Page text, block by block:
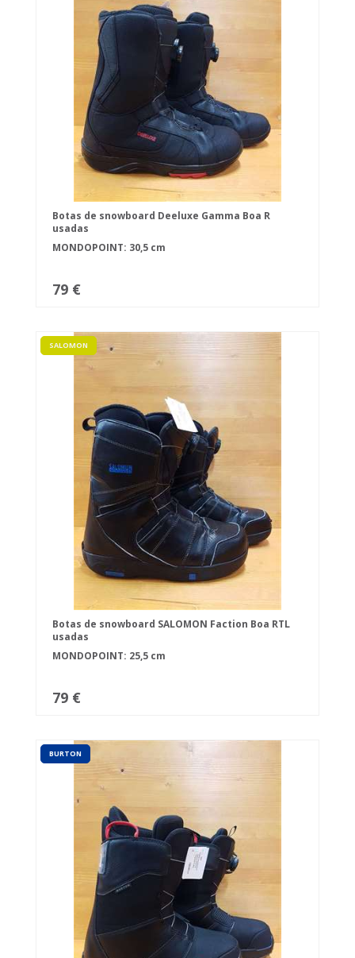
Botas de snowboard Deeluxe Gamma Boa R
usadas
MONDOPOINT: 30,5 cm
79 €
SALOMON
Botas de snowboard SALOMON Faction Boa RTL
usadas
MONDOPOINT: 25,5 cm
79 €
BURTON